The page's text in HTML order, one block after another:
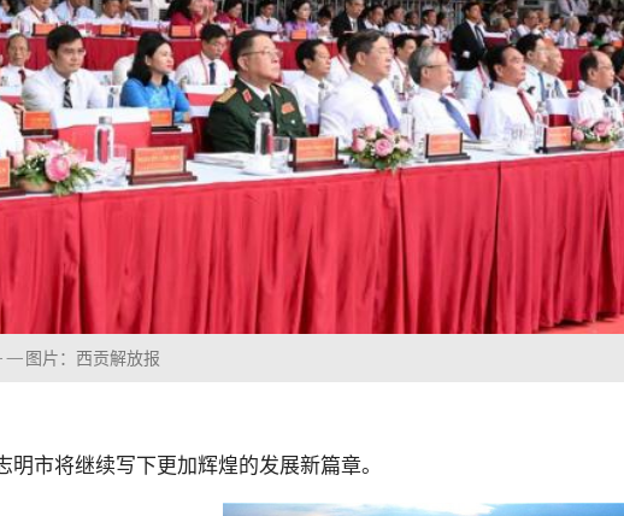
图片：西贡解放报
市将继续写下更加辉煌的发展新篇章。